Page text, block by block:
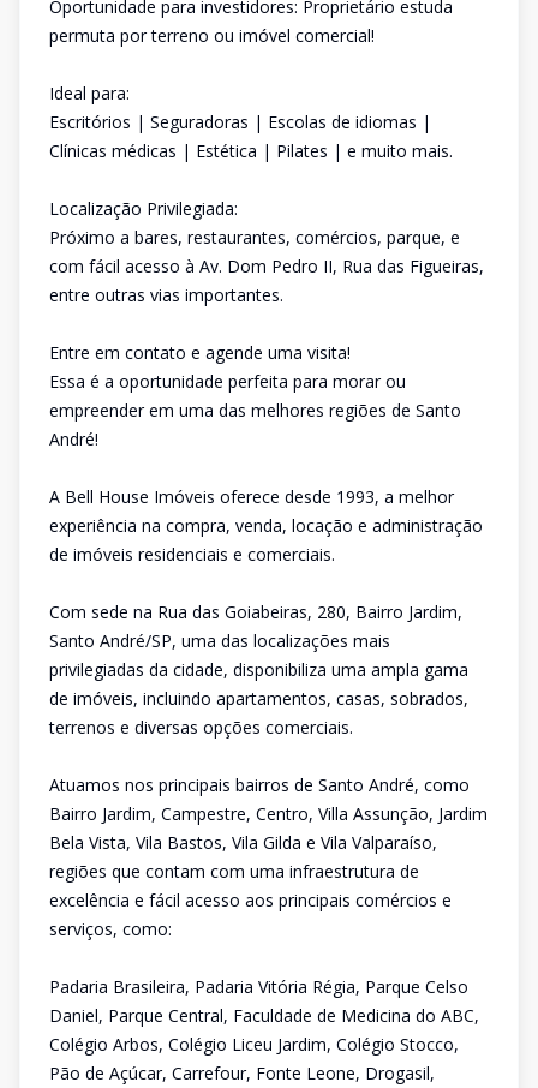
Oportunidade para investidores: Proprietário estuda
permuta por terreno ou imóvel comercial!
Ideal para:
Escritórios | Seguradoras | Escolas de idiomas |
Clínicas médicas | Estética | Pilates | e muito mais.
Localização Privilegiada:
Próximo a bares, restaurantes, comércios, parque, e
com fácil acesso à Av. Dom Pedro II, Rua das Figueiras,
entre outras vias importantes.
Entre em contato e agende uma visita!
Essa é a oportunidade perfeita para morar ou
empreender em uma das melhores regiões de Santo
André!
A Bell House Imóveis oferece desde 1993, a melhor
experiência na compra, venda, locação e administração
de imóveis residenciais e comerciais.
Com sede na Rua das Goiabeiras, 280, Bairro Jardim,
Santo André/SP, uma das localizações mais
privilegiadas da cidade, disponibiliza uma ampla gama
de imóveis, incluindo apartamentos, casas, sobrados,
terrenos e diversas opções comerciais.
Atuamos nos principais bairros de Santo André, como
Bairro Jardim, Campestre, Centro, Villa Assunção, Jardim
Bela Vista, Vila Bastos, Vila Gilda e Vila Valparaíso,
regiões que contam com uma infraestrutura de
excelência e fácil acesso aos principais comércios e
serviços, como:
Padaria Brasileira, Padaria Vitória Régia, Parque Celso
Daniel, Parque Central, Faculdade de Medicina do ABC,
Colégio Arbos, Colégio Liceu Jardim, Colégio Stocco,
Pão de Açúcar, Carrefour, Fonte Leone, Drogasil,